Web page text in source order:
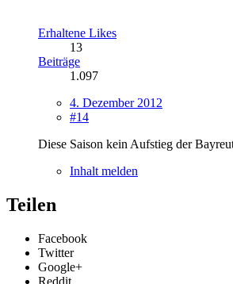
Erhaltene Likes
13
Beiträge
1.097
4. Dezember 2012
#14
Diese Saison kein Aufstieg der
Inhalt melden
Teilen
Facebook
Twitter
Google+
Reddit